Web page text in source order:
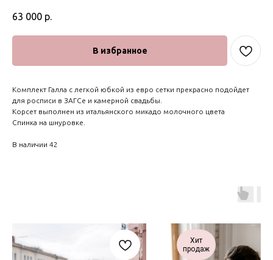
63 000 р.
В избранное
Комплект Галла с легкой юбкой из евро сетки прекрасно подойдет
для росписи в ЗАГСе и камерной свадьбы.
Корсет выполнен из итальянского микадо молочного цвета
Спинка на шнуровке.
В наличии 42
Хит
продаж